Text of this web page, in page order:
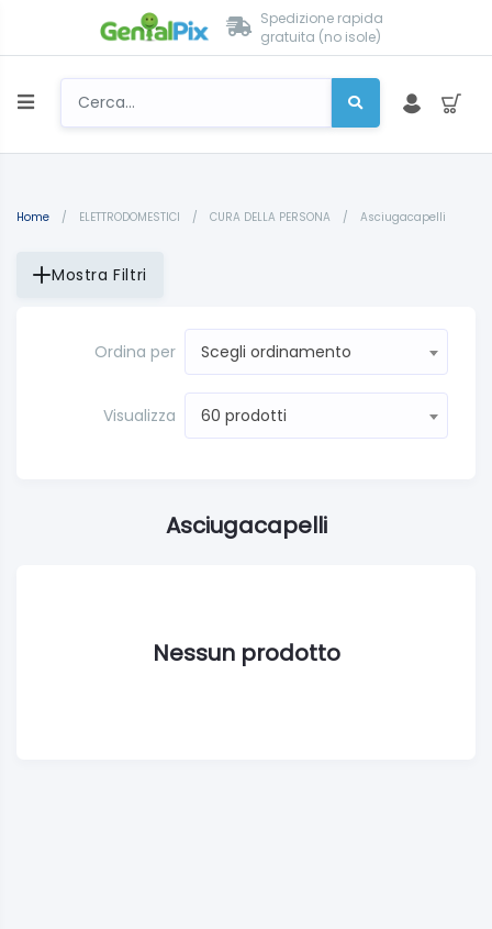
Spedizione rapida
gratuita (no isole)
Home / ELETTRODOMESTICI / CURA DELLA PERSONA / Asciugacapelli
Mostra Filtri
Ordina per Scegli ordinamento
Visualizza 60 prodotti
Asciugacapelli
Nessun prodotto